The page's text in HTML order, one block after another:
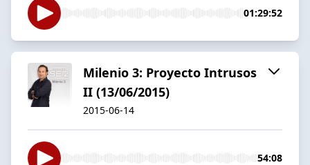
01:29:52
Milenio 3: Proyecto Intrusos
II (13/06/2015)
2015-06-14
54:08